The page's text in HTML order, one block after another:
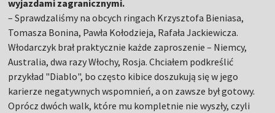
wyjazdami zagranicznymi.
– Sprawdzaliśmy na obcych ringach Krzysztofa Bieniasa,
Tomasza Bonina, Pawła Kołodzieja, Rafała Jackiewicza.
Włodarczyk brał praktycznie każde zaproszenie – Niemcy,
Australia, dwa razy Włochy, Rosja. Chciałem podkreślić
przykład "Diablo", bo często kibice doszukują się w jego
karierze negatywnych wspomnień, a on zawsze był gotowy.
Oprócz dwóch walk, które mu kompletnie nie wyszły, czyli